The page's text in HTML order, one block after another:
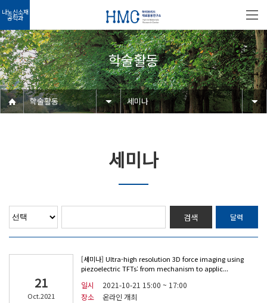
나노신소재
공학과
학술활동
학술활동 세미나
세미나
검색 달력
21
Oct.2021
[세미나] Ultra-high resolution 3D force imaging using
piezoelectric TFTs: from mechanism to applic...
일시
2021-10-21 15:00 ~ 17:00
장소
온라인 개최